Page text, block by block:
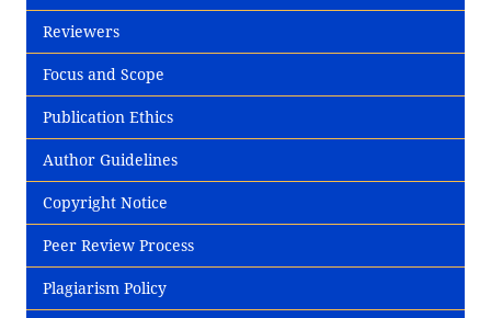
Reviewers
Focus and Scope
Publication Ethics
Author Guidelines
Copyright Notice
Peer Review Process
Plagiarism Policy